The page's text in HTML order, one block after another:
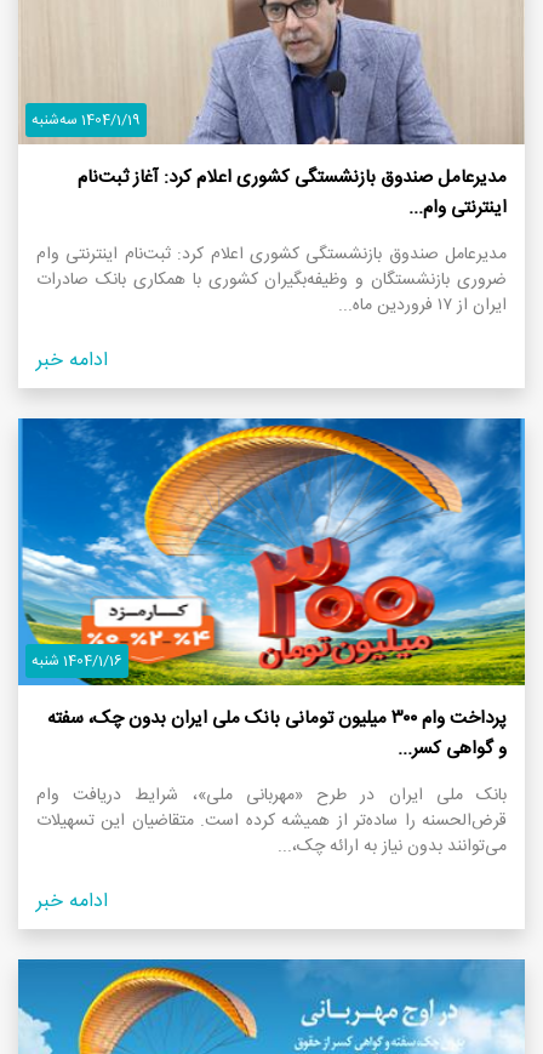
1404/1/19 سه‌شنبه
مدیرعامل صندوق بازنشستگی کشوری اعلام کرد: آغاز ثبت‌نام
اینترنتی وام...
مدیرعامل صندوق بازنشستگی کشوری اعلام کرد: ثبت‌نام اینترنتی وام
ضروری بازنشستگان و وظیفه‌بگیران کشوری با همکاری بانک صادرات
ایران از ۱۷ فروردین ماه...
ادامه خبر
1404/1/16 شنبه
پرداخت وام ۳۰۰ میلیون تومانی بانک ملی ایران بدون چک، سفته
و گواهی کسر...
بانک ملی ایران در طرح «مهربانی ملی»، شرایط دریافت وام
قرض‌الحسنه را ساده‌تر از همیشه کرده است. متقاضیان این تسهیلات
می‌توانند بدون نیاز به ارائه چک،...
ادامه خبر